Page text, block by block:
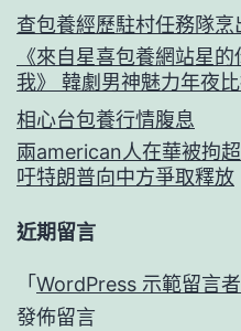
查包養經歷駐村任務隊烹
《來自星喜包養網站星
我》 韓劇男神魅力年夜
相心台包養行情腹息
兩american人在華被拘
吁特朗普向中方爭取釋放
近期留言
「 WordPress 示範留言者
發佈留言